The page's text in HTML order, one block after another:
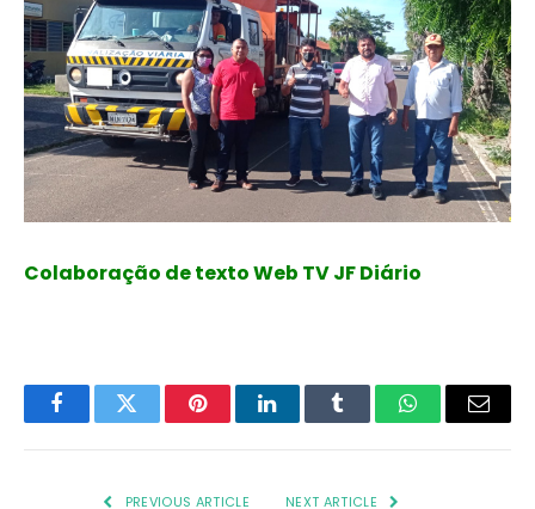
Colaboração de texto Web TV JF Diário
FacebookTwitter PinterestLinkedInTumblr WhatsAppEmail
PREVIOUS ARTICLE NEXT ARTICLE